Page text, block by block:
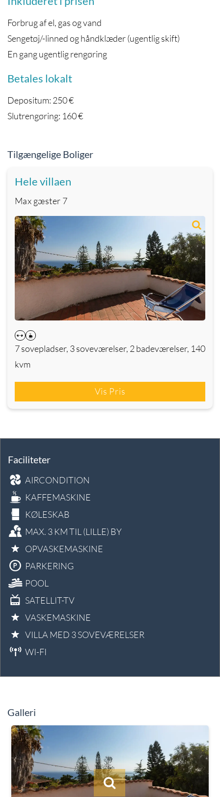
Forbrug af el, gas og vand
Sengetøj/-linned og håndklæder (ugentlig skift)
En gang ugentlig rengøring
Betales lokalt
Depositum: 250 €
Slutrengøring: 160 €
Tilgængelige Boliger
Hele villaen
Max gæster 7
7 sovepladser, 3 soveværelser, 2 badeværelser, 140
kvm
Vis Pris
Faciliteter
AIRCONDITION
KAFFEMASKINE
KØLESKAB
MAX. 3 KM TIL (LILLE) BY
OPVASKEMASKINE
PARKERING
POOL
SATELLIT-TV
VASKEMASKINE
VILLA MED 3 SOVEVÆRELSER
WI-FI
Galleri